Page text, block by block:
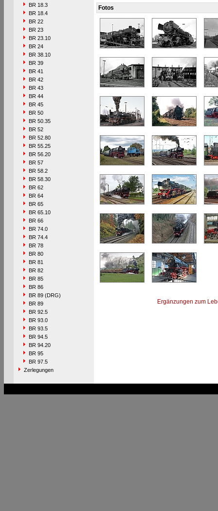
BR 18.3
BR 18.4
BR 22
BR 23
BR 23.10
BR 24
BR 38.10
BR 39
BR 41
BR 42
BR 43
BR 44
BR 45
BR 50
BR 50.35
BR 52
BR 52.80
BR 55.25
BR 56.20
BR 57
BR 58.2
BR 58.30
BR 62
BR 64
BR 65
BR 65.10
BR 66
BR 74.0
BR 74.4
BR 78
BR 80
BR 81
BR 82
BR 85
BR 86
BR 89 (DRG)
BR 89
BR 92.5
BR 93.0
BR 93.5
BR 94.5
BR 94.20
BR 95
BR 97.5
Zerlegungen
Fotos
Ergänzungen zum